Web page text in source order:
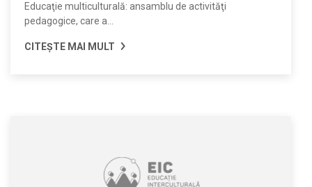
Educaţie multiculturală: ansamblu de activităţi
pedagogice, care a...
CITEȘTE MAI MULT